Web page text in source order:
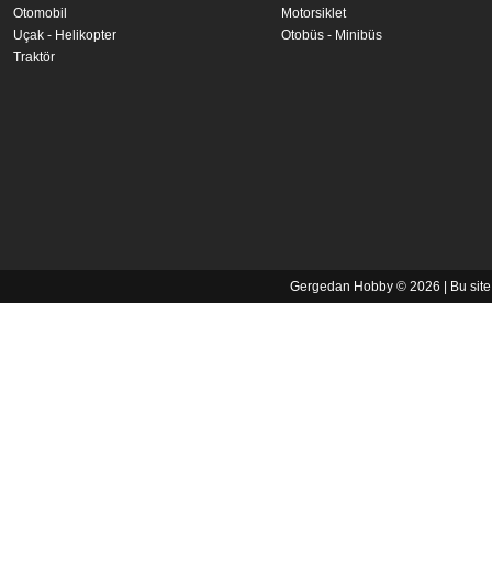
Otomobil
Motorsiklet
Uçak - Helikopter
Otobüs - Minibüs
Traktör
Gergedan Hobby © 2026 | Bu